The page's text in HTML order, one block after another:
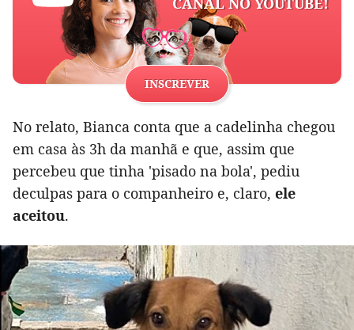
INSCREVER
No relato, Bianca conta que a cadelinha chegou
em casa às 3h da manhã e que, assim que
percebeu que tinha 'pisado na bola', pediu
deculpas para o companheiro e, claro, ele
aceitou.